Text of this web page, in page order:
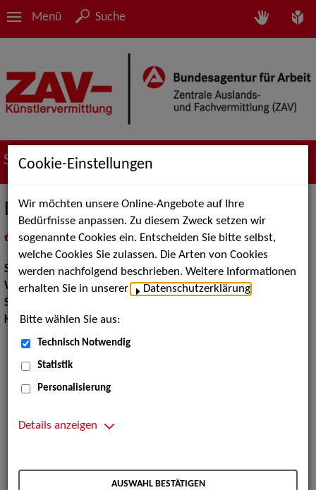
Menü Suche
Suche nach Künstler*innen
Brandolino, der Zauberclown
als PDF speichern
inMeine Merklistelegen
Show:Kinderunterhaltung
Walk Acts Animation:Walk Acts
Show Acts:
Kinderunterhaltung:Kindershows, Spielaktionen, Clowns
Cookie-Einstellungen
Wir möchten unsere Online-Angebote auf Ihre
Bedürfnisse anpassen. Zu diesem Zweck setzen wir
sogenannte Cookies ein. Entscheiden Sie bitte selbst,
welche Cookies Sie zulassen. Die Arten von Cookies
werden nachfolgend beschrieben. Weitere Informationen
erhalten Sie in unserer
Datenschutzerklärung
Bitte wählen Sie aus:
Technisch Notwendig
Statistik
Personalisierung
Details anzeigen
AUSWAHL BESTÄTIGEN